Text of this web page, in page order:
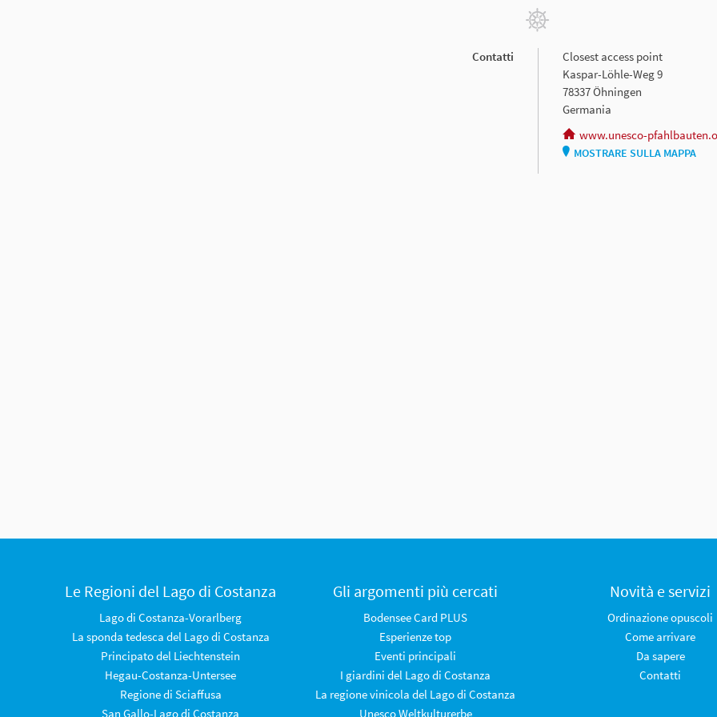
Contatti
Closest access point
Kaspar-Löhle-Weg 9
78337 Öhningen
Germania
www.unesco-
MOSTRARE SULLA MAPPA
Le Regioni del Lago di Costanza
Lago di Costanza-Vorarlberg
La sponda tedesca del Lago di Costanza
Principato del Liechtenstein
Hegau-Costanza-Untersee
Regione di Sciaffusa
San Gallo-Lago di Costanza
Gli argomenti più cercati
Bodensee Card PLUS
Esperienze top
Eventi principali
I giardini del Lago di Costanza
La regione vinicola del Lago di Costanza
Unesco Weltkulturerbe
Novità e servizi
Ordinazione opuscoli
Come arrivare
Da sapere
Contatti